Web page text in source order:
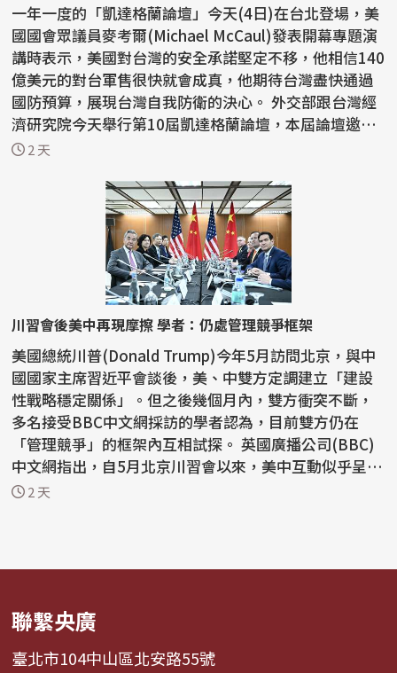
一年一度的「凱達格蘭論壇」今天(4日)在台北登場，美
國國會眾議員麥考爾(Michael McCaul)發表開幕專題演
講時表示，美國對台灣的安全承諾堅定不移，他相信140
億美元的對台軍售很快就會成真，他期待台灣盡快通過
國防預算，展現台灣自我防衛的決心。 外交部跟台灣經
濟研究院今天舉行第10屆凱達格蘭論壇，本屆論壇邀請
來...2 天
川習會後美中再現摩擦 學者：仍處管理競爭框架
美國總統川普(Donald Trump)今年5月訪問北京，與中
國國家主席習近平會談後，美、中雙方定調建立「建設
性戰略穩定關係」。但之後幾個月內，雙方衝突不斷，
多名接受BBC中文網採訪的學者認為，目前雙方仍在
「管理競爭」的框架內互相試探。 英國廣播公司(BBC)
中文網指出，自5月北京川習會以來，美中互動似乎呈現
「一邊...
2 天
聯繫央廣
臺北市104中山區北安路55號